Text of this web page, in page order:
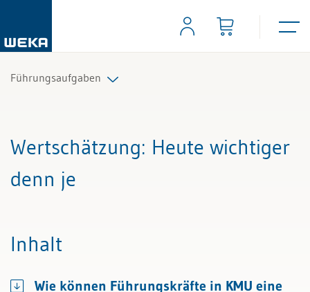
Führungsaufgaben
Wertschätzung: Heute wichtiger
denn je
Inhalt
Wie können Führungskräfte in KMU eine